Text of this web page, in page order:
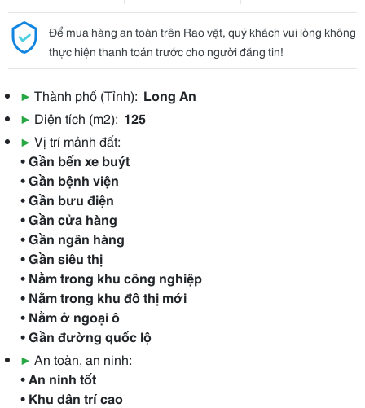
Để mua hàng an toàn trên Rao vặt, quý khách vui lòng không
thực hiện thanh toán trước cho người đăng tin!
▶ Thành phố (Tỉnh): Long An
▶ Diện tích (m2): 125
▶ Vị trí mảnh đất:
• Gần bến xe buýt
• Gần bệnh viện
• Gần bưu điện
• Gần cửa hàng
• Gần ngân hàng
• Gần siêu thị
• Nằm trong khu công nghiệp
• Nằm trong khu đô thị mới
• Nằm ở ngoại ô
• Gần đường quốc lộ
▶ An toàn, an ninh:
• An ninh tốt
• Khu dân trí cao